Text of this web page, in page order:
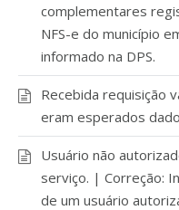
complementares
NFS-e do município
informado na DPS.
Recebida requisição
eram esperados
Usuário não
serviço. | Correção:
de um usuário